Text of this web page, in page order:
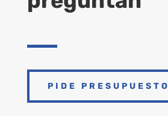
PIDE PRESUPUESTO